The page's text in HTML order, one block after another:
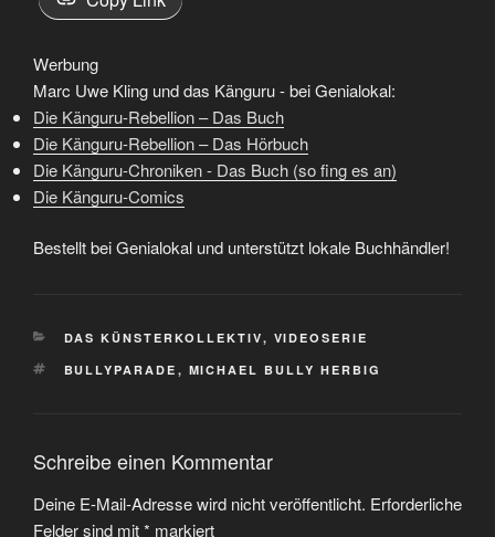
Werbung
Marc Uwe Kling und das Känguru - bei Genialokal:
Die Känguru-Rebellion – Das Buch
Die Känguru-Rebellion – Das Hörbuch
Die Känguru-Chroniken - Das Buch (so fing es an)
Die Känguru-Comics
Bestellt bei Genialokal und unterstützt lokale Buchhändler!
KATEGORIEN
DAS KÜNSTERKOLLEKTIV, VIDEOSERIE
SCHLAGWÖRTER
BULLYPARADE , MICHAEL BULLY HERBIG
Schreibe einen Kommentar
Deine E-Mail-Adresse wird nicht veröffentlicht. Erforderliche
Felder sind mit* markiert